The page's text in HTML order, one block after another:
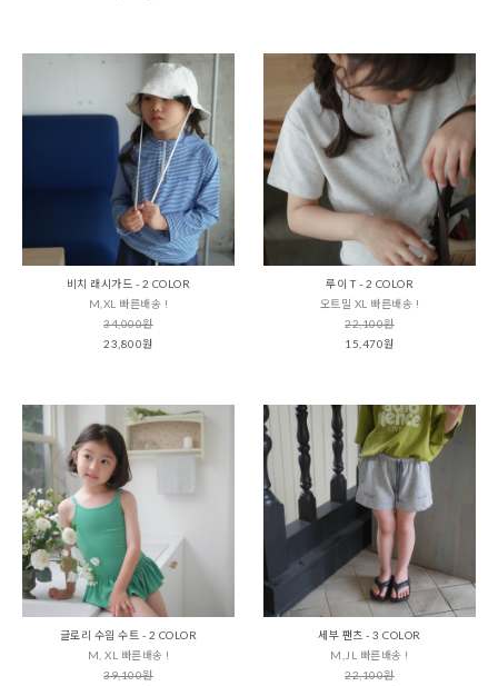
비치 래시가드 - 2 COLOR
M,XL 빠른배송 !
34,000원
23,800원
루이 T - 2 COLOR
오트밀 XL 빠른배송 !
22,100원
15,470원
글로리 수읨 수트 - 2 COLOR
M, XL 빠른배송 !
39,100원
세부 팬츠 - 3 COLOR
M,JL 빠른배송 !
22,100원